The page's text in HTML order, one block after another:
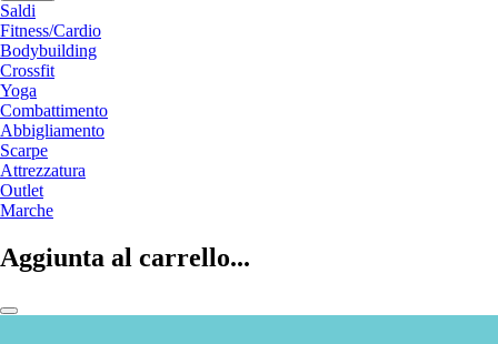
Saldi
Fitness/Cardio
Bodybuilding
Crossfit
Yoga
Combattimento
Abbigliamento
Scarpe
Attrezzatura
Outlet
Marche
Aggiunta al carrello...